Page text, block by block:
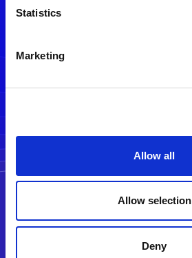
Statistics
Marketing
Allow all
Allow selection
Deny
メルマガ配信停止